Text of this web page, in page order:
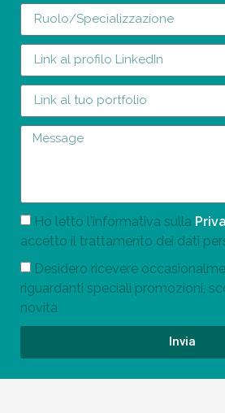
Ho letto l'informativa sulla
accetto il trattamento dei dati
Desidero ricevere
riguardanti speciali promozioni,
novità
Invia